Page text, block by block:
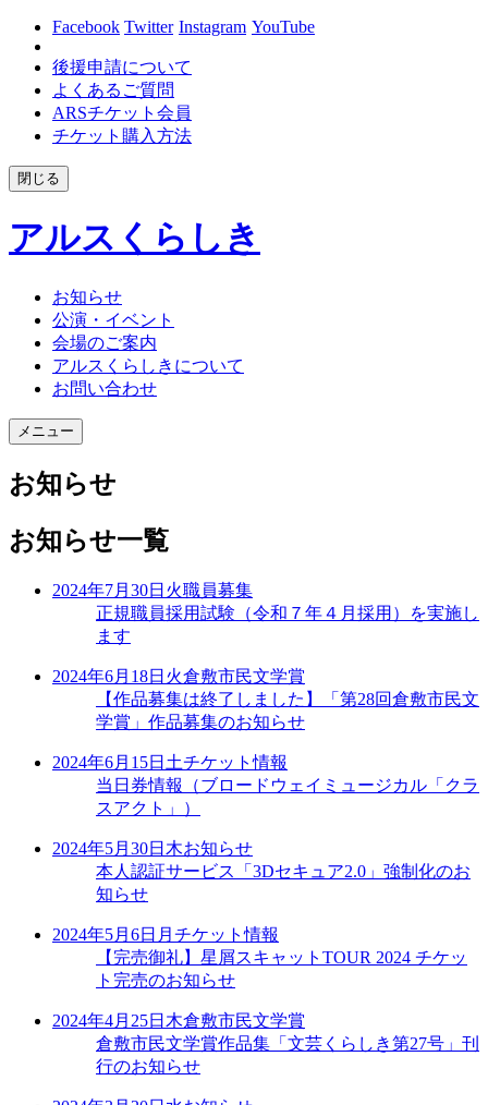
Facebook Twitter Instagram YouTube
後援申請について
よくあるご質問
ARSチケット会員
チケット購入方法
閉じる
アルスくらしき
お知らせ
公演・イベント
会場のご案内
アルスくらしきについて
お問い合わせ
メニュー
お知らせ
お知らせ一覧
2024年7月30日 火職員募集
正規職員採用試験（令和７年４月採用）を実施し
ます
2024年6月18日 火倉敷市民文学賞
【作品募集は終了しました】「第28回倉敷市民文
学賞」作品募集のお知らせ
2024年6月15日 土チケット情報
当日券情報（ブロードウェイミュージカル「クラ
スアクト」）
2024年5月30日 木お知らせ
本人認証サービス「3Dセキュア2.0」強制化のお
知らせ
2024年5月6日 月 チケット情報
【完売御礼】星屑スキャットTOUR 2024 チケッ
ト完売のお知らせ
2024年4月25日 木倉敷市民文学賞
倉敷市民文学賞作品集「文芸くらしき第27号」刊
行のお知らせ